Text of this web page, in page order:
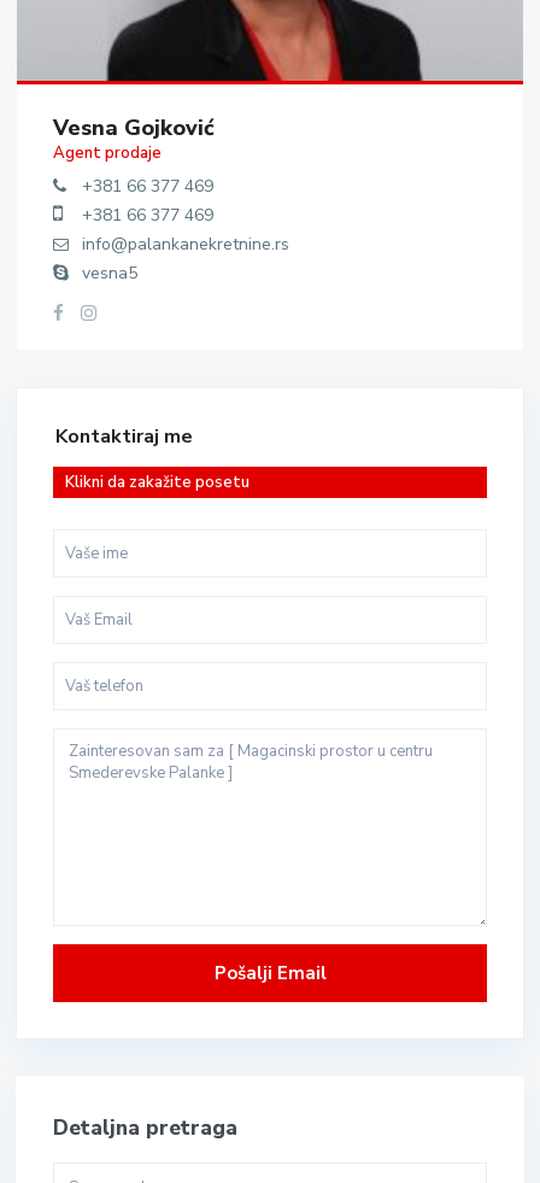
Vesna Gojković
Agent prodaje
+381 66 377 469
+381 66 377 469
info@palankanekretnine.rs
vesna5
Kontaktiraj me
Klikni da zakažite posetu
Detaljna pretraga